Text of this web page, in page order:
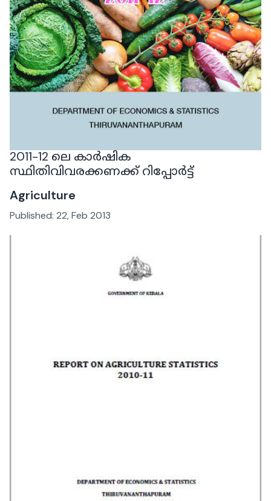
2011-12 ലെ കാർഷിക
സ്ഥിതിവിവരക്കണക്ക് റിപ്പോർട്ട്
Agriculture
Published: 22, Feb 2013